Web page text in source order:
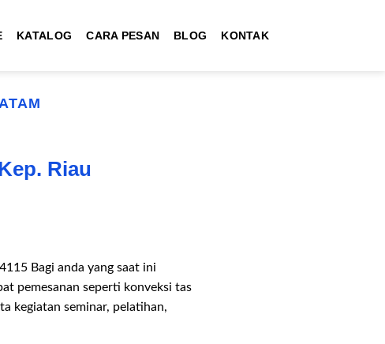
KATALOG CARA PESAN BLOG KONTAK
Riau
Bagi anda yang saat ini
pemesanan seperti konveksi tas
kegiatan seminar, pelatihan,